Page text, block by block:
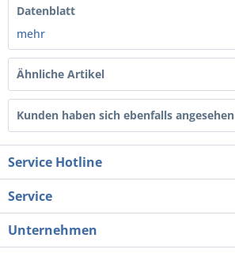
Datenblatt
mehr
Ähnliche Artikel
Kunden haben sich ebenfalls angesehen
Service Hotline
Service
Unternehmen